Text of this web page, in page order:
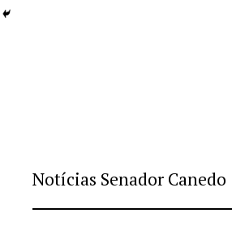
Notícias Senador Canedo